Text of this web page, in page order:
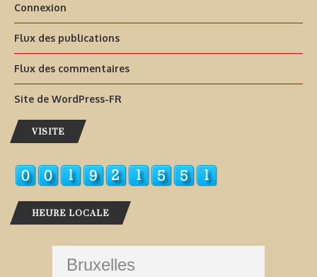
Connexion
Flux des publications
Flux des commentaires
Site de WordPress-FR
VISITE
HEURE LOCALE
Bruxelles